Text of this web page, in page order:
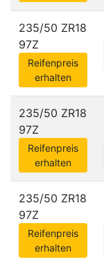
235/50 ZR18
97Z
Reifenpreis
erhalten
235/50 ZR18
97Z
Reifenpreis
erhalten
235/50 ZR18
97Z
Reifenpreis
erhalten